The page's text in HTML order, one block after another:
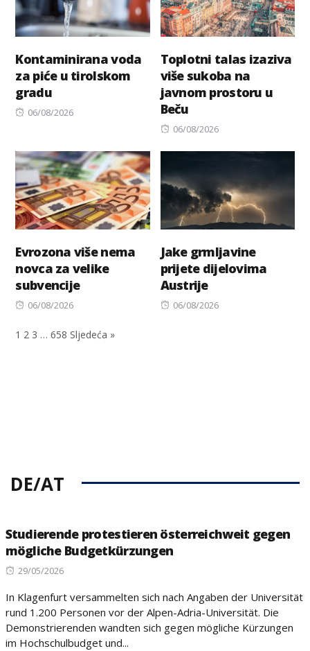
Kontaminirana voda
za piće u tirolskom
gradu
Posted
06/08/2026
Toplotni talas izaziva
više sukoba na
javnom prostoru u
Beču
Posted
06/08/2026
Evrozona više nema
novca za velike
subvencije
Posted
06/08/2026
Jake grmljavine
prijete dijelovima
Austrije
Posted
06/08/2026
1 2 3 … 658 Sljedeća »
DE/AT
Studierende protestieren österreichweit gegen
mögliche Budgetkürzungen
Posted
29/05/2026
In Klagenfurt versammelten sich nach Angaben der Universität
rund 1.200 Personen vor der Alpen-Adria-Universität. Die
Demonstrierenden wandten sich gegen mögliche Kürzungen
im Hochschulbudget und...